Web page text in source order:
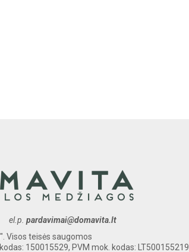
el.p. pardavimai@domavita.lt
Visos teisės saugomos
150015529, PVM mok. kodas: LT500155219